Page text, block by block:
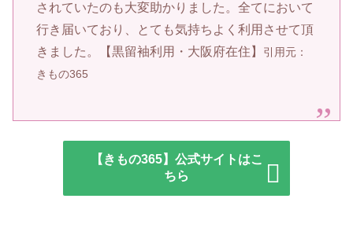
されていたのも大変助かりました。全てにおいて
行き届いており、とても気持ちよく利用させて頂
きました。【黒留袖利用・大阪府在住】
引用元：
きもの365
【きもの365】公式サイトはこ
ちら